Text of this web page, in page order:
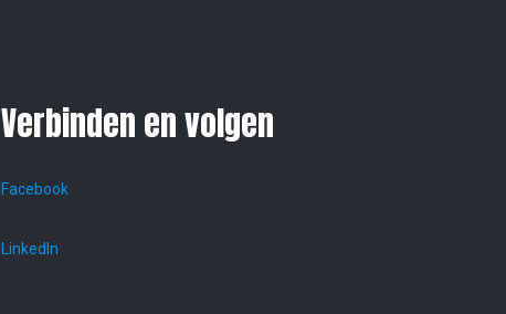
Verbinden en volgen
Facebook
LinkedIn